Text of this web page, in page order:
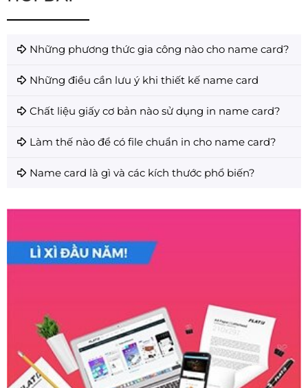
Những phương thức gia công nào cho name card?
Những điều cần lưu ý khi thiết kế name card
Chất liệu giấy cơ bản nào sử dụng in name card?
Làm thế nào để có file chuẩn in cho name card?
Name card là gì và các kích thước phổ biến?